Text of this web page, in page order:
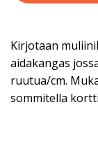
Kirjotaan
aidakangas
ruutua/cm.
sommitella